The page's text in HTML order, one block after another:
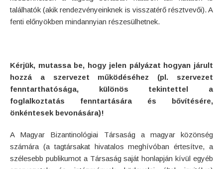
találhatók (akik rendezvényeinknek is visszatérő résztvevői). A
fenti előnyökben mindannyian részesülhetnek.
Kérjük, mutassa be, hogy jelen pályázat hogyan járult
hozzá a szervezet működéséhez (pl. szervezet
fenntarthatósága, különös tekintettel a
foglalkoztatás fenntartására és bővítésére,
önkéntesek bevonására)!
A Magyar Bizantinológiai Társaság a magyar közönség
számára (a tagtársakat hivatalos meghívóban értesítve, a
szélesebb publikumot a Társaság saját honlapján kívül egyéb